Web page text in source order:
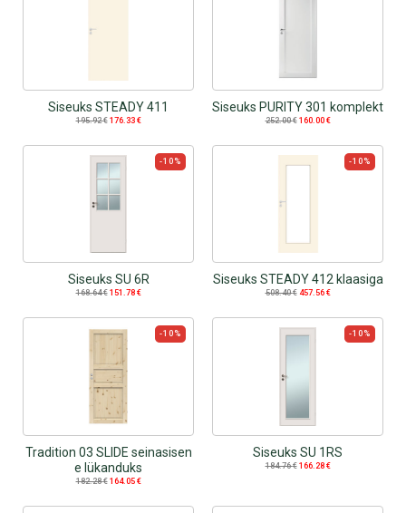
Siseuks STEADY 411
195.92€ 176.33 €
Siseuks PURITY 301 komplekt
252.00€ 160.00 €
-10%
Siseuks SU 6R
168.64€ 151.78 €
-10%
Siseuks STEADY 412 klaasiga
508.40€ 457.56 €
-10%
Tradition 03 SLIDE seinasisen
e lükanduks
182.28€ 164.05 €
-10%
Siseuks SU 1RS
184.76€ 166.28 €